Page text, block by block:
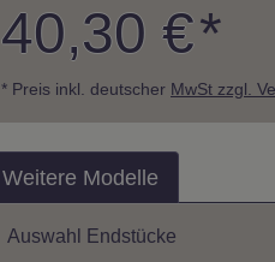
40,30 €*
* Preis inkl. deutscher MwSt zzgl.
Weitere Modelle
Auswahl Endstücke